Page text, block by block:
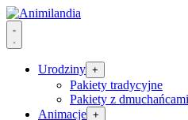
Urodziny +
Pakiety tradycyjne
Pakiety z dmuchańcami
Animacje +